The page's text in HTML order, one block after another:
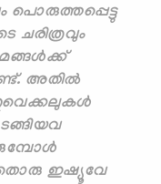
അതില്‍
ഇഷ്യൂവേ